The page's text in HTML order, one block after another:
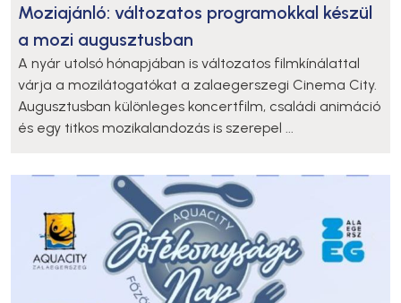
Moziajánló: változatos programokkal készül
a mozi augusztusban
A nyár utolsó hónapjában is változatos filmkínálattal
várja a mozilátogatókat a zalaegerszegi Cinema City.
Augusztusban különleges koncertfilm, családi animáció
és egy titkos mozikalandozás is szerepel ...